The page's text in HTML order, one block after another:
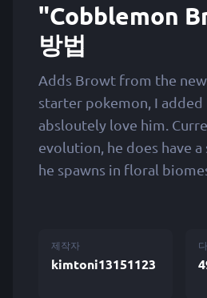
"Cobblemon
방법
Adds Browt from the
starter pokemon, I added
absloutely love him.
evolution, he does have a
he spawns in floral
제작자
kimtoni13151123